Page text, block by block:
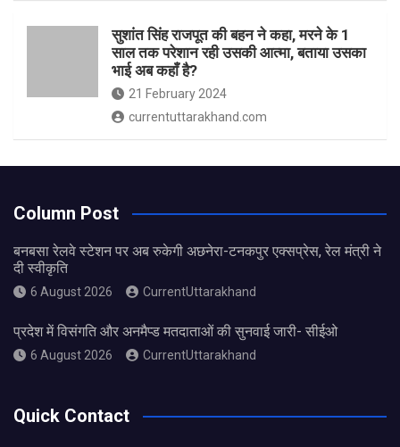
सुशांत सिंह राजपूत की बहन ने कहा, मरने के 1
साल तक परेशान रही उसकी आत्मा, बताया उसका
भाई अब कहाँ है?
21 February 2024
currentuttarakhand.com
Column Post
बनबसा रेलवे स्टेशन पर अब रुकेगी अछनेरा-टनकपुर एक्सप्रेस, रेल मंत्री ने
दी स्वीकृति
6 August 2026 CurrentUttarakhand
प्रदेश में विसंगति और अनमैप्ड मतदाताओं की सुनवाई जारी- सीईओ
6 August 2026 CurrentUttarakhand
Quick Contact